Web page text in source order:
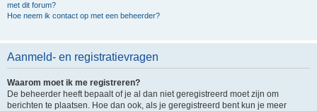
met dit forum?
Hoe neem ik contact op met een beheerder?
Aanmeld- en registratievragen
Waarom moet ik me registreren?
De beheerder heeft bepaalt of je al dan niet geregistreerd moet zijn om
berichten te plaatsen. Hoe dan ook, als je geregistreerd bent kun je meer